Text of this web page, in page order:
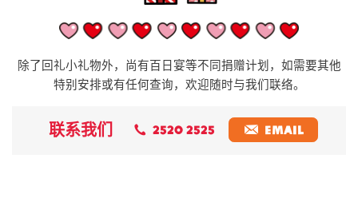
除了回礼小礼物外，尚有百日宴等不同捐赠计划，如需要其他
特别安排或有任何查询，欢迎随时与我们联络。
联系我们 2520 2525 EMAIL